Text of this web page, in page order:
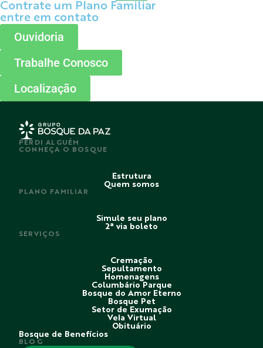
Contrate um Plano Familiar
entre em contato
Ouvidoria
Trabalhe Conosco
Localização
PERDI ALGUÉM
CONHEÇA O BOSQUE
Estrutura
Quem somos
PLANO FAMILIAR
Simule seu plano
2ª via boleto
SERVIÇOS
Cremação
Sepultamento
Homenagens
Columbário Parque
Bosque do Amor Eterno
Bosque Pet
Setor de Exumação
Vela Virtual
Obituário
Bosque de Benefícios
BLOG